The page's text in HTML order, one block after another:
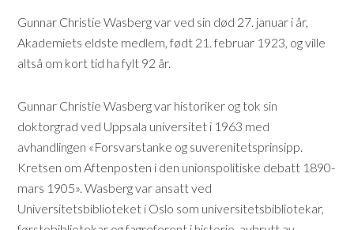
Gunnar Christie Wasberg var ved sin død 27. januar i år,
Akademiets eldste medlem, født 21. februar 1923, og ville
altså om kort tid ha fylt 92 år.
Gunnar Christie Wasberg var historiker og tok sin
doktorgrad ved Uppsala universitet i 1963 med
avhandlingen «Forsvarstanke og suverenitetsprinsipp.
Kretsen om Aftenposten i den unionspolitiske debatt 1890-
mars 1905». Wasberg var ansatt ved
Universitetsbiblioteket i Oslo som universitetsbibliotekar,